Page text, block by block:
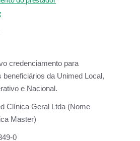
credenciamento para
beneficiários da Unimed Local,
e Nacional.
Clínica Geral Ltda (Nome
Master)
0